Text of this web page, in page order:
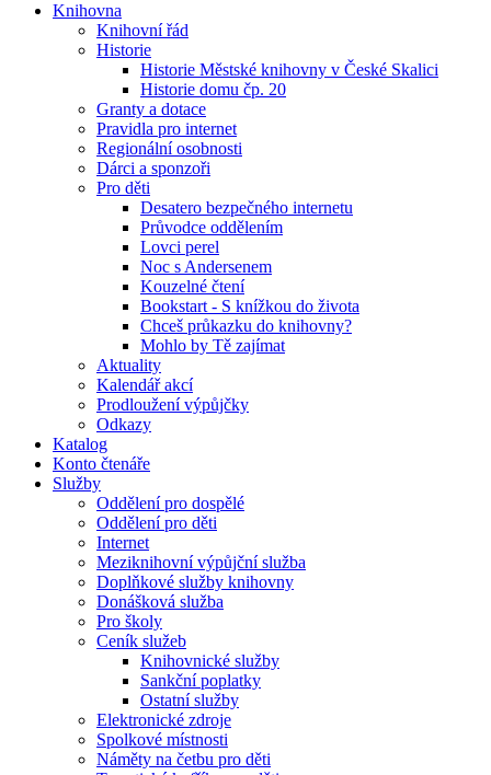
Knihovna
Knihovní řád
Historie
Historie Městské knihovny v České Skalici
Historie domu čp. 20
Granty a dotace
Pravidla pro internet
Regionální osobnosti
Dárci a sponzoři
Pro děti
Desatero bezpečného internetu
Průvodce oddělením
Lovci perel
Noc s Andersenem
Kouzelné čtení
Bookstart - S knížkou do života
Chceš průkazku do knihovny?
Mohlo by Tě zajímat
Aktuality
Kalendář akcí
Prodloužení výpůjčky
Odkazy
Katalog
Konto čtenáře
Služby
Oddělení pro dospělé
Oddělení pro děti
Internet
Meziknihovní výpůjční služba
Doplňkové služby knihovny
Donášková služba
Pro školy
Ceník služeb
Knihovnické služby
Sankční poplatky
Ostatní služby
Elektronické zdroje
Spolkové místnosti
Náměty na četbu pro děti